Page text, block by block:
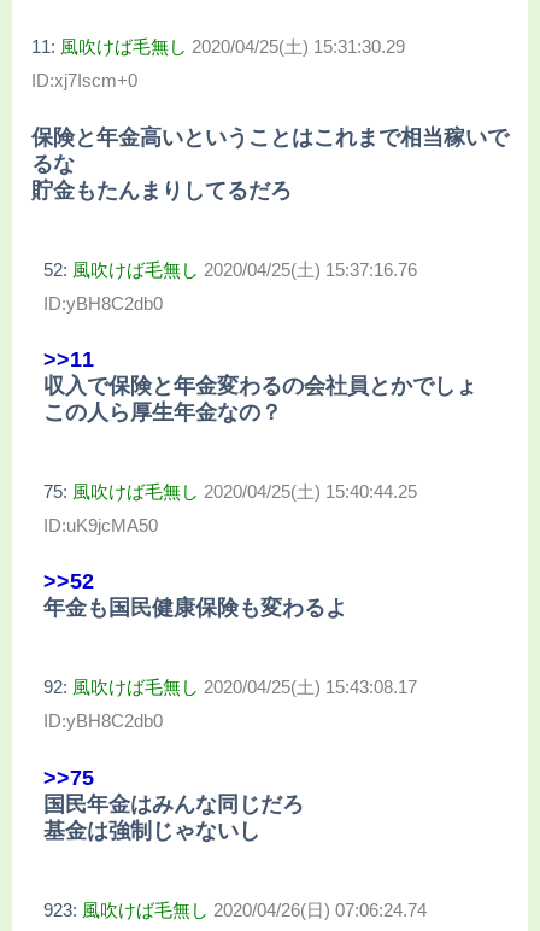
11: 風吹けば毛無し 2020/04/25(土) 15:31:30.29
ID:xj7Iscm+0
保険と年金高いということはこれまで相当稼いで
るな
貯金もたんまりしてるだろ
52: 風吹けば毛無し 2020/04/25(土) 15:37:16.76
ID:yBH8C2db0
>>11
収入で保険と年金変わるの会社員とかでしょ
この人ら厚生年金なの？
75: 風吹けば毛無し 2020/04/25(土) 15:40:44.25
ID:uK9jcMA50
>>52
年金も国民健康保険も変わるよ
92: 風吹けば毛無し 2020/04/25(土) 15:43:08.17
ID:yBH8C2db0
>>75
国民年金はみんな同じだろ
基金は強制じゃないし
923: 風吹けば毛無し 2020/04/26(日) 07:06:24.74